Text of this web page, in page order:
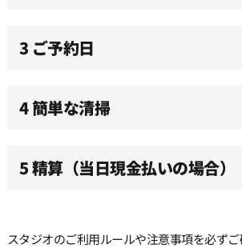
3 ご予約日
4 簡単な清掃
5 精算（当日現金払いの場合）
スタジオのご利用ルールや注意事項を必ずご